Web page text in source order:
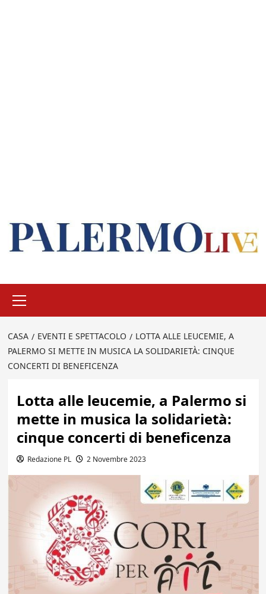
principale
CASA EVENTI E SPETTACOLO
LOTTA ALLE LEUCEMIE, A
PALERMO SI METTE IN MUSICA LA SOLIDARIETÀ: CINQUE
CONCERTI DI BENEFICENZA
Lotta alle leucemie, a Palermo si
mette in musica la solidarietà:
cinque concerti di beneficenza
Redazione PL 2 Novembre 2023